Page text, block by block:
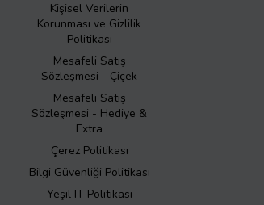
Kişisel Verilerin
Korunması ve Gizlilik
Politikası
Mesafeli Satış
Sözleşmesi - Çiçek
Mesafeli Satış
Sözleşmesi - Hediye &
Extra
Çerez Politikası
Bilgi Güvenliği Politikası
Yeşil IT Politikası